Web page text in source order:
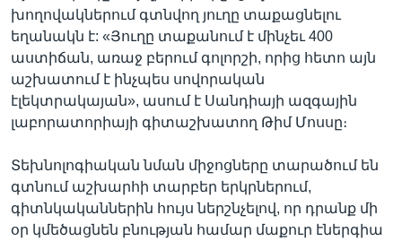
խողովակներում գտնվող յուղը տաքացնելու
եղանակն է: «Յուղը տաքանում է մինչեւ 400
աստիճան, առաջ բերում գոլորշի, որից հետո այն
աշխատում է ինչպես սովորական
էլեկտրակայան», ասում է Սանդիայի ազգային
լաբորատորիայի գիտաշխատող Թիմ Մոսսը։
Տեխնոլոգիական նման միջոցները տարածում են
գտնում աշխարհի տարբեր երկրներում,
գիտնկականներին հույս ներշնչելով, որ դրանք մի
օր կմեծացնեն բնության համար մաքուր էներգիա